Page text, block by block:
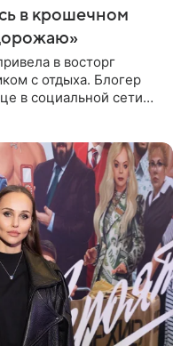
в крошечном
в восторг
с отдыха. Блогер
в социальной сети